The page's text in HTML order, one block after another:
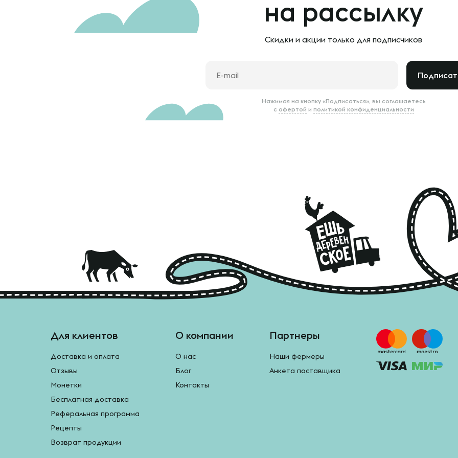
на рассылку
Скидки и акции только для подписчиков
Нажимая на кнопку «Подписаться», вы соглашаетесь
с офертой и политикой конфиденциальности
Для клиентов
Доставка и оплата
Отзывы
Монетки
Бесплатная доставка
Реферальная программа
Рецепты
Возврат продукции
О компании
О нас
Блог
Контакты
Партнеры
Наши фермеры
Анкета поставщика